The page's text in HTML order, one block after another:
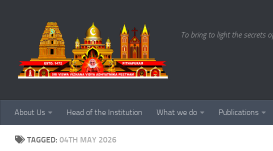
To bring to light the secrets
About Us Head of the Institution What we do Publications
TAGGED: 04TH MAY 2026